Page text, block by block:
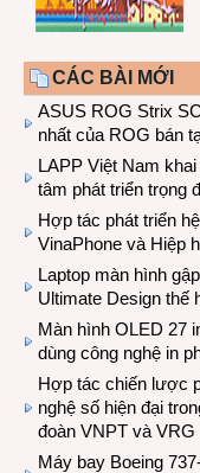
CÁC BÀI MỚI
ASUS ROG Strix
nhất của ROG bán
LAPP Việt Nam
tâm phát triển trọng
Hợp tác phát triển
VinaPhone và Hiệp
Laptop màn hình
Ultimate Design thế
Màn hình OLED 27
dùng công nghệ in
Hợp tác chiến lược
nghệ số hiện đại
đoàn VNPT và VRG
Máy bay Boeing